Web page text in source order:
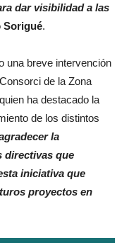
dar visibilidad a las
Sorigué.
una breve intervención
de la Zona
ha destacado la
de los distintos
la
directivas que
iniciativa que
proyectos en